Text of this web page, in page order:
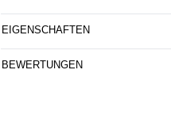
EIGENSCHAFTEN
BEWERTUNGEN